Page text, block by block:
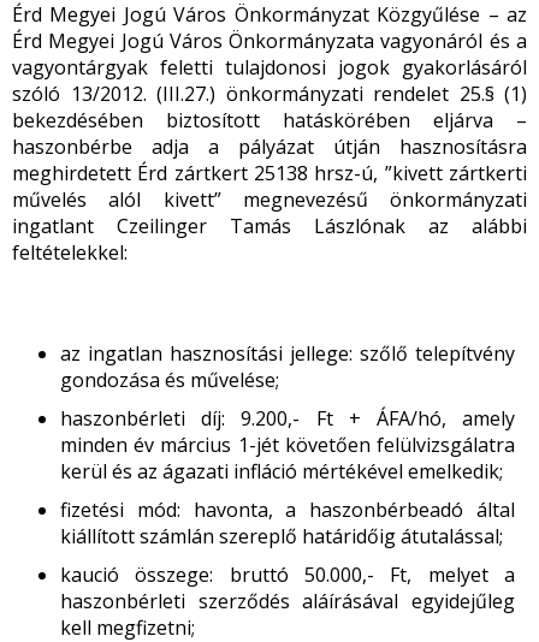
Érd Megyei Jogú Város Önkormányzat Közgyűlése – az
Érd Megyei Jogú Város Önkormányzata vagyonáról és a
vagyontárgyak feletti tulajdonosi jogok gyakorlásáról
szóló 13/2012. (III.27.) önkormányzati rendelet 25.§ (1)
bekezdésében biztosított hatáskörében eljárva –
haszonbérbe adja a pályázat útján hasznosításra
meghirdetett Érd zártkert 25138 hrsz-ú, ”kivett zártkerti
művelés alól kivett” megnevezésű önkormányzati
ingatlant Czeilinger Tamás Lászlónak az alábbi
feltételekkel:
az ingatlan hasznosítási jellege: szőlő telepítvény
gondozása és művelése;
haszonbérleti díj: 9.200,- Ft + ÁFA/hó, amely
minden év március 1-jét követően felülvizsgálatra
kerül és az ágazati infláció mértékével emelkedik;
fizetési mód: havonta, a haszonbérbeadó által
kiállított számlán szereplő határidőig átutalással;
kaució összege: bruttó 50.000,- Ft, melyet a
haszonbérleti szerződés aláírásával egyidejűleg
kell megfizetni;